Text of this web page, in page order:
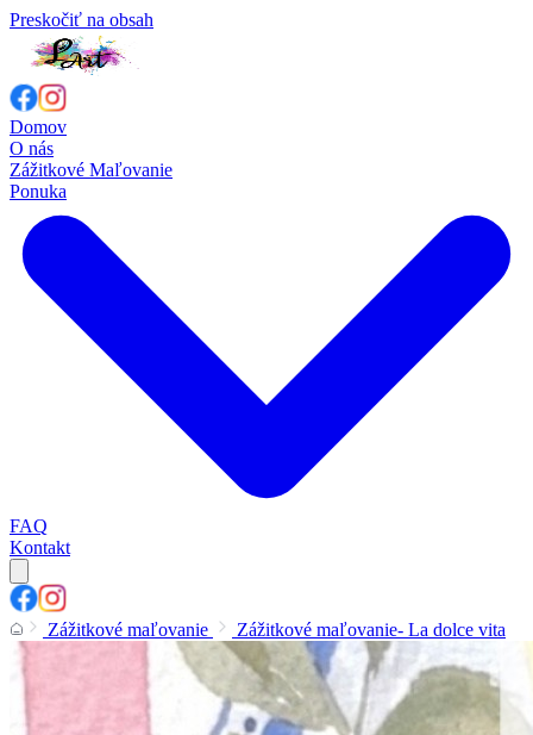
Preskočiť na obsah
Domov
O nás
Zážitkové Maľovanie
Ponuka
FAQ
Kontakt
Zážitkové maľovanie Zážitkové maľovanie- La dolce vita